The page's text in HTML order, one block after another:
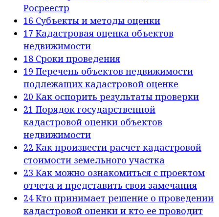
Росреестр
16 Субъекты и методы оценки
17 Кадастровая оценка объектов
недвижимости
18 Сроки проведения
19 Перечень объектов недвижимости
подлежащих кадастровой оценке
20 Как оспорить результаты проверки
21 Порядок государственной
кадастровой оценки объектов
недвижимости
22 Как произвести расчет кадастровой
стоимости земельного участка
23 Как можно ознакомиться с проектом
отчета и представить свои замечания
24Кто принимает решение о проведении
кадастровой оценки и кто ее проводит